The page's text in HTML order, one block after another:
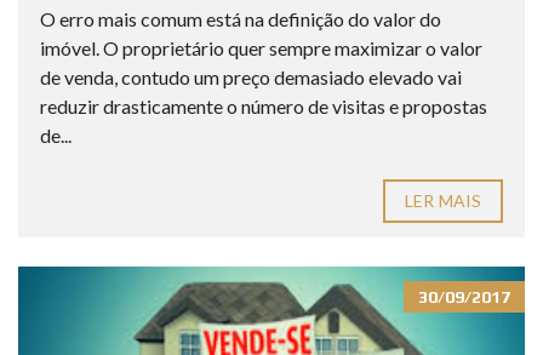
O erro mais comum está na definição do valor do
imóvel. O proprietário quer sempre maximizar o valor
de venda, contudo um preço demasiado elevado vai
reduzir drasticamente o número de visitas e propostas
de...
LER MAIS
30/09/2017